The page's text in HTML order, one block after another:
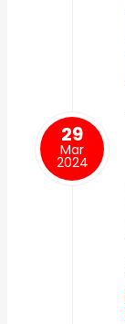
29
Mar
2024